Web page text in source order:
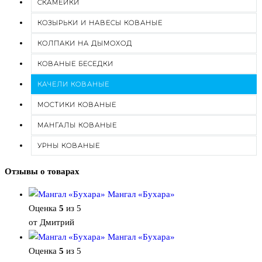
СКАМЕЙКИ
КОЗЫРЬКИ И НАВЕСЫ КОВАНЫЕ
КОЛПАКИ НА ДЫМОХОД
КОВАНЫЕ БЕСЕДКИ
КАЧЕЛИ КОВАНЫЕ
МОСТИКИ КОВАНЫЕ
МАНГАЛЫ КОВАНЫЕ
УРНЫ КОВАНЫЕ
Отзывы о товарах
Мангал «Бухара»
Оценка 5 из 5
от Дмитрий
Мангал «Бухара»
Оценка 5 из 5